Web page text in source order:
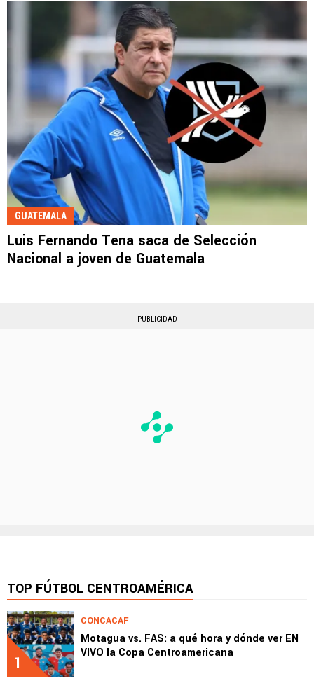
GUATEMALA
Luis Fernando Tena saca de Selección
Nacional a joven de Guatemala
PUBLICIDAD
TOP FÚTBOL CENTROAMÉRICA
1
CONCACAF
Motagua vs. FAS: a qué hora y dónde ver EN
VIVO la Copa Centroamericana